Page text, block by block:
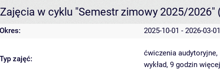
Zajęcia w cyklu "Semestr zimowy 2025/2026"
Okres: 2025-10-01 - 2026-03-01
Typ zajęć:
ćwiczenia
wykład, 9 godzin